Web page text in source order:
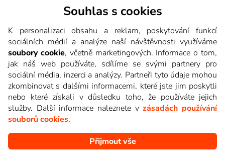
Videotéka
Copyright © goNET s.r.o. Na tomto webu jsou zobrazovány
obrázky z pořadů TV stanic, které můžete sledovat v Lepší.TV.
Souhlas s cookies
K personalizaci obsahu a reklam, poskytování funkcí
sociálních médií a analýze naší návštěvnosti využíváme
soubory cookie, včetně marketingových. Informace o tom,
jak náš web používáte, sdílíme se svými partnery pro
sociální média, inzerci a analýzy. Partneři tyto údaje mohou
zkombinovat s dalšími informacemi, které jste jim poskytli
nebo které získali v důsledku toho, že používáte jejich
služby. Další informace naleznete vzásadách používání
souborů cookies.
Přijmout vše